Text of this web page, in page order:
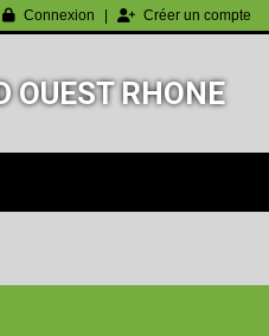
Connexion Créer un compte
OUEST RHONE